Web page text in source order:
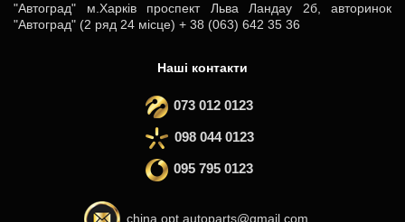
"Автоград" м.Харків проспект Льва Ландау 2б, авторинок
"Автоград" (2 ряд 24 місце) + 38 (063) 642 35 36
Наші контакти
073 012 0123
098 044 0123
095 795 0123
china.opt.autoparts@gmail.com